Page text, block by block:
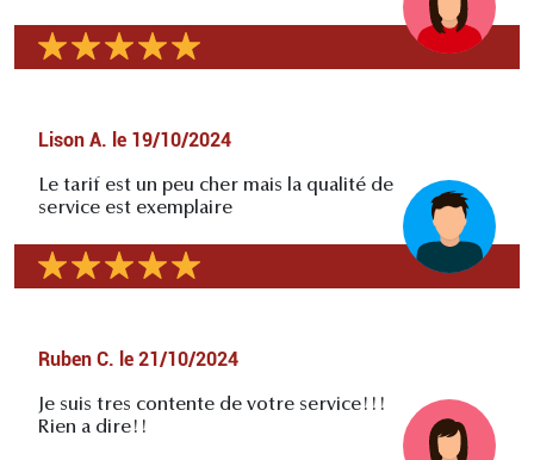
Lison A. le 19/10/2024
Le tarif est un peu cher mais la qualité de
service est exemplaire
Ruben C. le 21/10/2024
Je suis tres contente de votre service!!!
Rien a dire!!